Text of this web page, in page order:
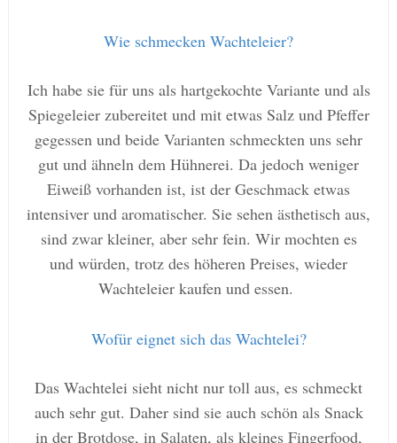
Wie schmecken Wachteleier?
Ich habe sie für uns als hartgekochte Variante und als
Spiegeleier zubereitet und mit etwas Salz und Pfeffer
gegessen und beide Varianten schmeckten uns sehr
gut und ähneln dem Hühnerei. Da jedoch weniger
Eiweiß vorhanden ist, ist der Geschmack etwas
intensiver und aromatischer. Sie sehen ästhetisch aus,
sind zwar kleiner, aber sehr fein. Wir mochten es
und würden, trotz des höheren Preises, wieder
Wachteleier kaufen und essen.
Wofür eignet sich das Wachtelei?
Das Wachtelei sieht nicht nur toll aus, es schmeckt
auch sehr gut. Daher sind sie auch schön als Snack
in der Brotdose, in Salaten, als kleines Fingerfood,